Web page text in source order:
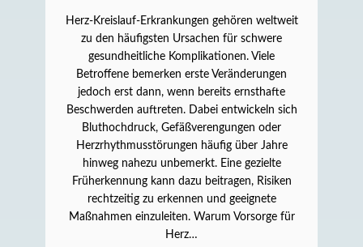
Herz-Kreislauf-Erkrankungen gehören weltweit
zu den häufigsten Ursachen für schwere
gesundheitliche Komplikationen. Viele
Betroffene bemerken erste Veränderungen
jedoch erst dann, wenn bereits ernsthafte
Beschwerden auftreten. Dabei entwickeln sich
Bluthochdruck, Gefäßverengungen oder
Herzrhythmusstörungen häufig über Jahre
hinweg nahezu unbemerkt. Eine gezielte
Früherkennung kann dazu beitragen, Risiken
rechtzeitig zu erkennen und geeignete
Maßnahmen einzuleiten. Warum Vorsorge für
Herz…